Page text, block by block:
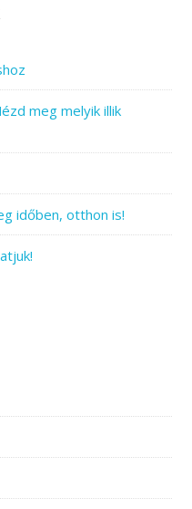
meg melyik illik
időben, otthon is!